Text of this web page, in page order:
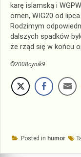
karę islamską i
omen, WIG20 od
Rodzimym
dalszych spadków
że rząd się w końcu
©2008cynik9
Posted in humor